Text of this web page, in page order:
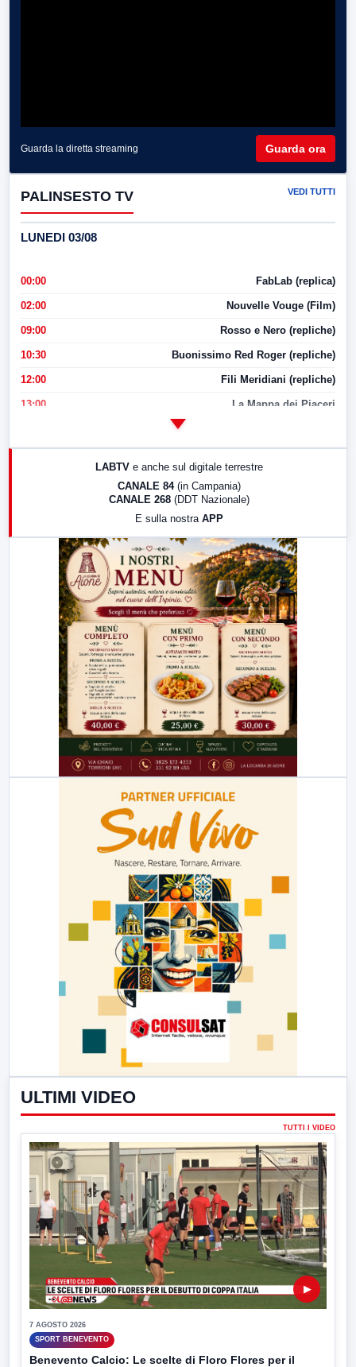
Guarda la diretta streaming Guarda ora
PALINSESTO TV VEDI TUTTI
LUNEDI 03/08
00:00 FabLab (replica)
02:00 Nouvelle Vouge (Film)
09:00 Rosso e Nero (repliche)
10:30 Buonissimo Red Roger (repliche)
12:00 Fili Meridiani (repliche)
13:00 La Mappa dei Piaceri
17:00 LabNews (replica)
LabNews (replica)
LABTV e anche sul digitale terrestre
CANALE 84 (in Campania)
CANALE 268 (DDT Nazionale)
E sulla nostra APP
ULTIMI VIDEO
TUTTI I VIDEO
▶
7 AGOSTO 2026
SPORT BENEVENTO
Benevento Calcio: Le scelte di Floro Flores per il